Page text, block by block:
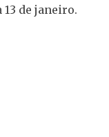
de janeiro.